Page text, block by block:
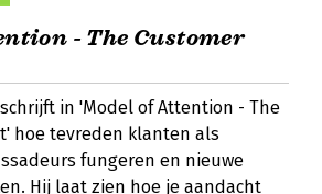
- The Customer
in 'Model of Attention - The
hoe tevreden klanten als
fungeren en nieuwe
Hij laat zien hoe je aandacht